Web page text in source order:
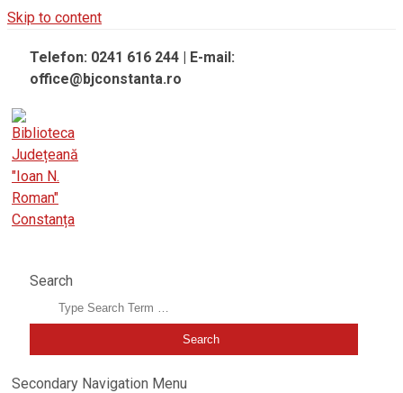
Skip to content
Telefon: 0241 616 244 | E-mail:
office@bjconstanta.ro
Search
Secondary Navigation Menu